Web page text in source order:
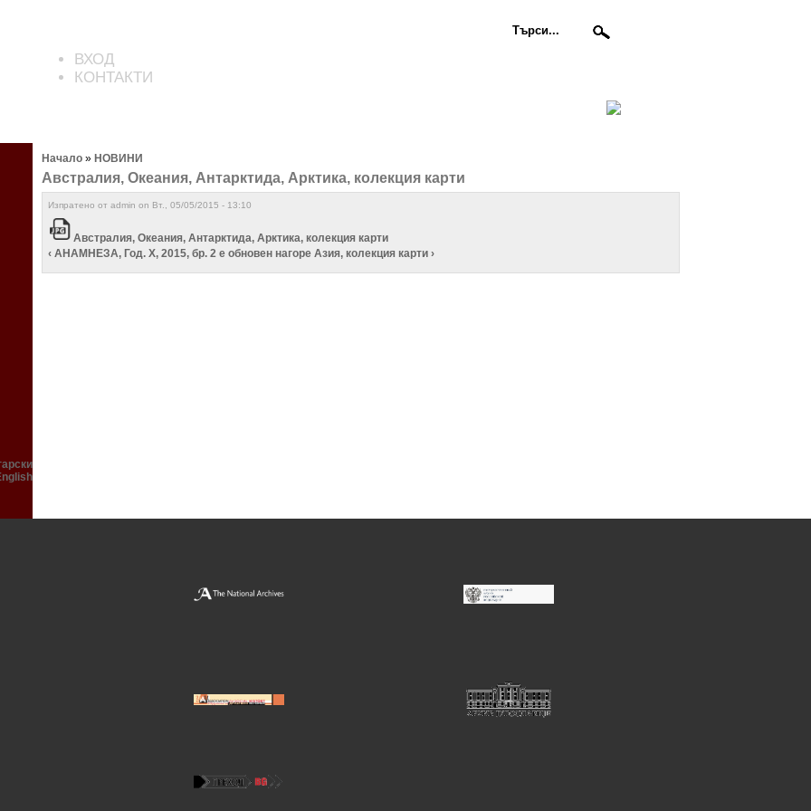
ВХОД
КОНТАКТИ
Начало » НОВИНИ
Австралия, Океания, Антарктида, Арктика, колекция карти
Изпратено от admin on Вт., 05/05/2015 - 13:10
Австралия, Океания, Антарктида, Арктика, колекция карти
‹ АНАМНЕЗА, Год. X, 2015, бр. 2 e обновен нагоре Азия, колекция карти ›